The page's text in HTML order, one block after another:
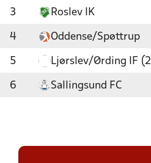
3 Roslev IK
4 Oddense/Spøttrup
5 Ljørslev/Ørding IF
6 Sallingsund FC